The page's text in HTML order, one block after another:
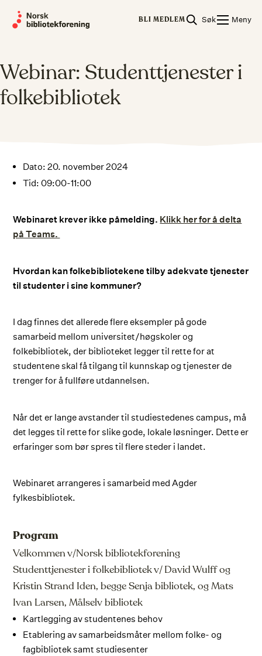
BLI MEDLEM Søk Meny
Webinar: Studenttjenester i
folkebibliotek
Dato: 20. november 2024
Tid: 09:00-11:00
Webinaret krever ikke påmelding. Klikk her for å delta
på Teams.
Hvordan kan folkebibliotekene tilby adekvate tjenester
til studenter i sine kommuner?
I dag finnes det allerede flere eksempler på gode
samarbeid mellom universitet/høgskoler og
folkebibliotek, der biblioteket legger til rette for at
studentene skal få tilgang til kunnskap og tjenester de
trenger for å fullføre utdannelsen.
Når det er lange avstander til studiestedenes campus, må
det legges til rette for slike gode, lokale løsninger. Dette er
erfaringer som bør spres til flere steder i landet.
Webinaret arrangeres i samarbeid med Agder
fylkesbibliotek.
Program
Velkommen v/Norsk bibliotekforening
Studenttjenester i folkebibliotek v/ David Wulff og
Kristin Strand Iden, begge Senja bibliotek, og Mats
Ivan Larsen, Målselv bibliotek
Kartlegging av studentenes behov
Etablering av samarbeidsmåter mellom folke- og
fagbibliotek samt studiesenter